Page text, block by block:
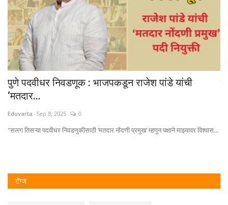
पुणे पदवीधर निवडणूक : भाजपकडून राजेश पांडे यांची
‘मतदार...
Eduvarta Sep 8, 2025 0
"सलग तिसऱ्या पदवीधर निवडणुकीसाठी ‘मतदार नोंदणी प्रमुख’ म्हणून पक्षाने माझ्यावर विश्वास...
टॅग्ज